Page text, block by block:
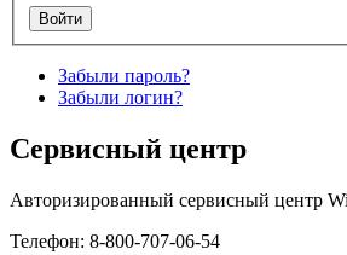
Забыли пароль?
Забыли логин?
Сервисный центр
Авторизированный сервисный центр
Телефон: 8-800-707-06-54